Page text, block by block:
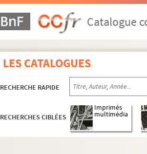
Catalogue
LES CATALOGUES
RECHERCHE RAPIDE
RECHERCHES CIBLÉES
Imprimés
multimédia